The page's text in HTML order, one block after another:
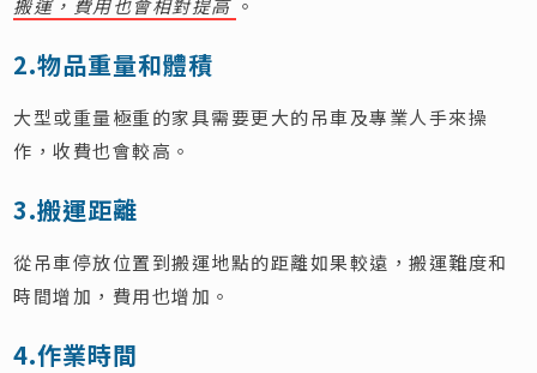
搬運，費用也會相對提高 。
2.物品重量和體積
大型或重量極重的家具需要更大的吊車及專業人手來操
作，收費也會較高。
3.搬運距離
從吊車停放位置到搬運地點的距離如果較遠，搬運難度和
時間增加，費用也增加。
4.作業時間